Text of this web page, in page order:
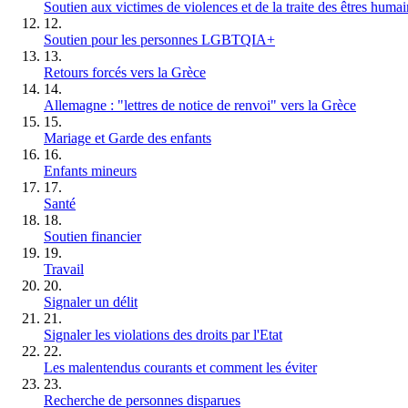
Soutien aux victimes de violences et de la traite des êtres
12.
Soutien pour les personnes LGBTQIA+
13.
Retours forcés vers la Grèce
14.
Allemagne : "lettres de notice de renvoi" vers la Grèce
15.
Mariage et Garde des enfants
16.
Enfants mineurs
17.
Santé
18.
Soutien financier
19.
Travail
20.
Signaler un délit
21.
Signaler les violations des droits par l'Etat
22.
Les malentendus courants et comment les éviter
23.
Recherche de personnes disparues